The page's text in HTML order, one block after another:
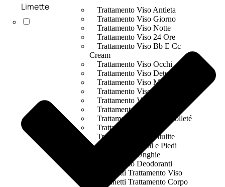
Trattamento Viso Antieta
Trattamento Viso Giorno
Trattamento Viso Notte
Trattamento Viso 24 Ore
Trattamento Viso Bb E Cc
Cream
Trattamento Viso Occhi
Trattamento Viso Detergenza
Trattamento Viso Maschere
Trattamento Viso Idratante
Trattamento Viso Labbra
Trattamento Viso Sieri
Trattamento Collo e Decolleté
Trattamento Corpo
Trattamento Anticellulite
Trattamento Mani e Piedi
Trattamento Unghie
Trattamento Deodoranti
Cofanetti Trattamento Viso
Cofanetti Trattamento Corpo
Limette